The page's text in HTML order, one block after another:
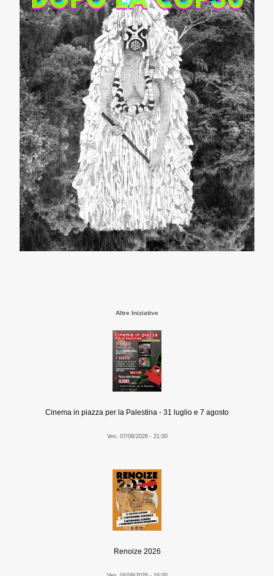
Altre Iniziative
Cinema in piazza per la Palestina - 31 luglio e 7 agosto
Ven, 07/08/2026 - 21:00
Renoize 2026